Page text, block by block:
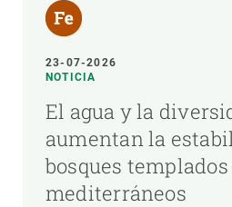
23-07-2026
NOTICIA
El agua y la
aumentan la
bosques
mediterráneos